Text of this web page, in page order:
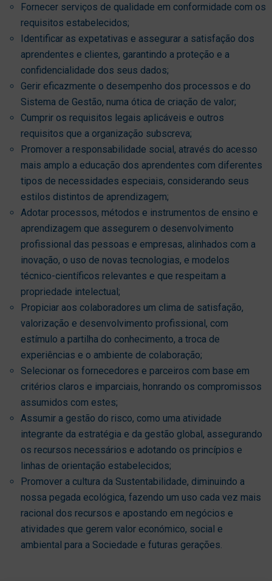
Fornecer serviços de qualidade em conformidade com os
requisitos estabelecidos;
Identificar as expetativas e assegurar a satisfação dos
aprendentes e clientes, garantindo a proteção e a
confidencialidade dos seus dados;
Gerir eficazmente o desempenho dos processos e do
Sistema de Gestão, numa ótica de criação de valor;
Cumprir os requisitos legais aplicáveis e outros
requisitos que a organização subscreva;
Promover a responsabilidade social, através do acesso
mais amplo a educação dos aprendentes com diferentes
tipos de necessidades especiais, considerando seus
estilos distintos de aprendizagem;
Adotar processos, métodos e instrumentos de ensino e
aprendizagem que assegurem o desenvolvimento
profissional das pessoas e empresas, alinhados com a
inovação, o uso de novas tecnologias, e modelos
técnico-científicos relevantes e que respeitam a
propriedade intelectual;
Propiciar aos colaboradores um clima de satisfação,
valorização e desenvolvimento profissional, com
estímulo a partilha do conhecimento, a troca de
experiências e o ambiente de colaboração;
Selecionar os fornecedores e parceiros com base em
critérios claros e imparciais, honrando os compromissos
assumidos com estes;
Assumir a gestão do risco, como uma atividade
integrante da estratégia e da gestão global, assegurando
os recursos necessários e adotando os princípios e
linhas de orientação estabelecidos;
Promover a cultura da Sustentabilidade, diminuindo a
nossa pegada ecológica, fazendo um uso cada vez mais
racional dos recursos e apostando em negócios e
atividades que gerem valor económico, social e
ambiental para a Sociedade e futuras gerações.